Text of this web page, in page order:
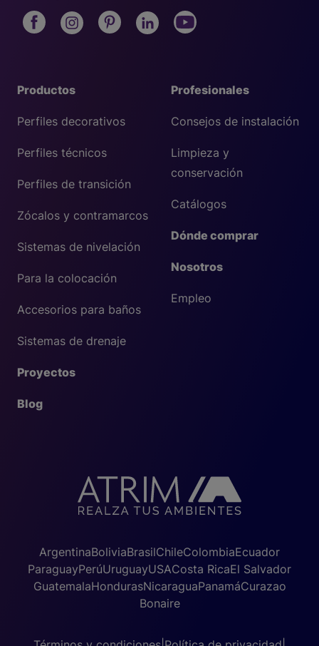
Profesionales
Consejos de instalación
Limpieza y
conservación
Catálogos
Dónde comprar
Nosotros
Empleo
Productos
Perfiles decorativos
Perfiles técnicos
Perfiles de transición
Zócalos y contramarcos
Sistemas de nivelación
Para la colocación
Accesorios para baños
Sistemas de drenaje
Proyectos
Blog
ArgentinaBoliviaBrasilChileColombiaEcuador
ParaguayPerúUruguayUSACosta RicaEl Salvador
GuatemalaHondurasNicaraguaPanamáCurazao
Bonaire